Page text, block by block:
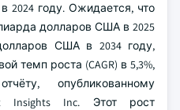
году. Ожидается, что
долларов США в 2025
США в 2034 году,
темп роста (CAGR) в 5,3%,
опубликованному
Insights Inc. Этот рост